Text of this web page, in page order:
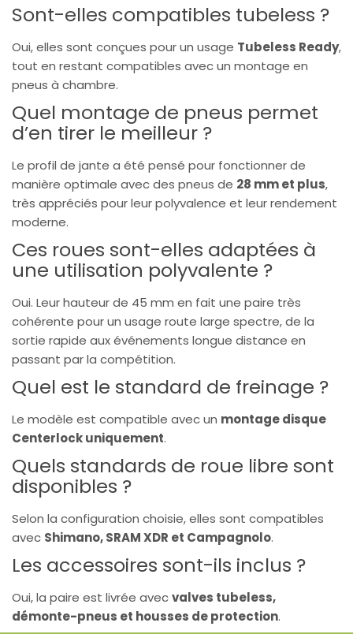
Sont-elles compatibles tubeless ?
Oui, elles sont conçues pour un usage Tubeless Ready,
tout en restant compatibles avec un montage en
pneus à chambre.
Quel montage de pneus permet
d’en tirer le meilleur ?
Le profil de jante a été pensé pour fonctionner de
manière optimale avec des pneus de 28 mm et plus,
très appréciés pour leur polyvalence et leur rendement
moderne.
Ces roues sont-elles adaptées à
une utilisation polyvalente ?
Oui. Leur hauteur de 45 mm en fait une paire très
cohérente pour un usage route large spectre, de la
sortie rapide aux événements longue distance en
passant par la compétition.
Quel est le standard de freinage ?
Le modèle est compatible avec un montage disque
Centerlock uniquement.
Quels standards de roue libre sont
disponibles ?
Selon la configuration choisie, elles sont compatibles
avec Shimano, SRAM XDR et Campagnolo.
Les accessoires sont-ils inclus ?
Oui, la paire est livrée avecvalves tubeless,
démonte-pneus et housses de protection.